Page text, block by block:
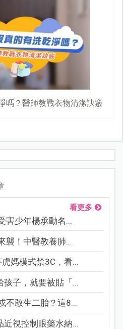
嗎？醫師教戰衣物清潔訣竅
看更多
害少年楊承勳名...
襲！中醫教養肺...
媽模式禁3C，看...
孩子，就要被貼「...
不敢生二胎？這8...
近視控制眼藥水納...